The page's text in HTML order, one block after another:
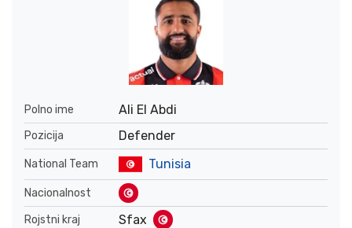
Polno ime Ali El Abdi
Pozicija Defender
National Team Tunisia
Nacionalnost
Rojstni kraj
Sfax